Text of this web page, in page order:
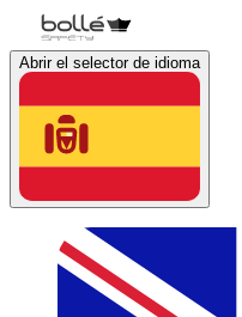
Abrir el selector de idioma